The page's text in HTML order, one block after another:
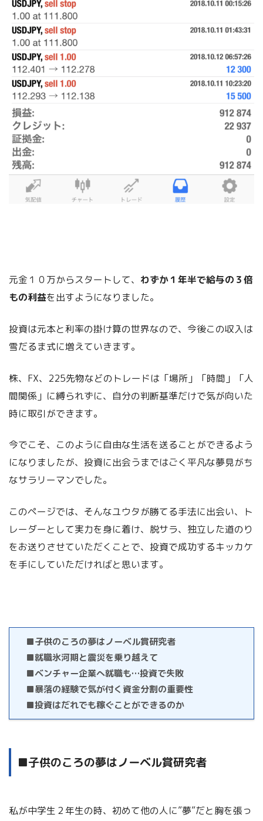
元金１０万からスタートして、 わずか１年半で給与の３倍
もの利益を出すようになりました。
投資は元本と利率の掛け算の世界なので、今後この収入は
雪だるま式に増えていきます。
株、FX、225先物などのトレードは「場所」「時間」「人
間関係」に縛られずに、自分の判断基準だけで気が向いた
時に取引ができます。
今でこそ、このように自由な生活を送ることができるよう
になりましたが、投資に出会うまではごく平凡な夢見がち
なサラリーマンでした。
このページでは、そんなユウタが勝てる手法に出会い、ト
レーダーとして実力を身に着け、脱サラ、独立した道のり
をお送りさせていただくことで、投資で成功するキッカケ
を手にしていただければと思います。
■子供のころの夢はノーベル賞研究者
■就職氷河期と震災を乗り越えて
■ベンチャー企業へ就職も…投資で失敗
■暴落の経験で気が付く資金分割の重要性
■投資はだれでも稼ぐことができるのか
■子供のころの夢はノーベル賞研究者
私が中学生２年生の時、初めて他の人に”夢”だと胸を張っ